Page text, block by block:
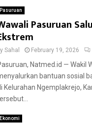
Pasuruan
Pasuruan
Sahal February 19, 2026
Natmed.id — Wakil
bantuan sosial
Kelurahan Ngemplakrejo,
Ekonomi